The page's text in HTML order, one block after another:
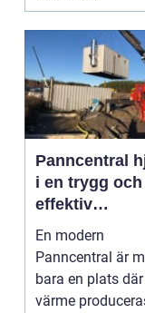
Panncentral hjärtat
i en trygg och
effektiv
En modern
Panncentral är
bara en plats där
värme